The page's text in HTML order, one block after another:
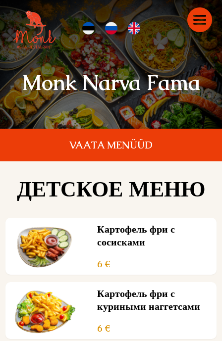
Monk Narva Fama
ДЕТСКОЕ МЕНЮ
Картофель фри с
сосисками
6 €
Картофель фри с
куриными наггетсами
6 €
VAATA MENÜÜD